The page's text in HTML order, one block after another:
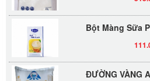
Bột Màng Sữa
ĐƯỜNG VÀNG